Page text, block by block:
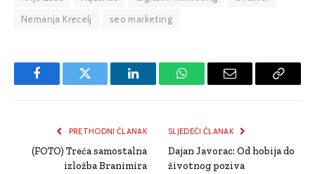
Nemanja Krecelj
seo marketing
FacebookTwitter LinkedInWhatsAppEmail
Copy
PRETHODNI ČLANAK
(FOTO) Treća samostalna
izložba Branimira
SLJEDEĆI ČLANAK
Dajan Javorac: Od hobija do
životnog poziva